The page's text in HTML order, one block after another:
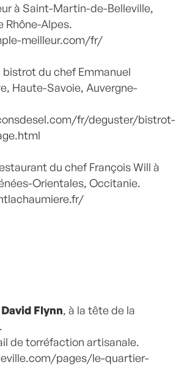
à Saint-Martin-de-Belleville,
Rhône-Alpes.
meilleur.com/fr/
bistrot du chef Emmanuel
Haute-Savoie, Auvergne-
fr/deguster/bistrot-
du chef François Will à
Orientales, Occitanie.
David Flynn, à la tête de la
.
de torréfaction artisanale.
pages/le-quartier-